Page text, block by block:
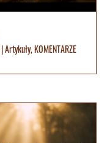
|Artykuły,KOMENTARZE